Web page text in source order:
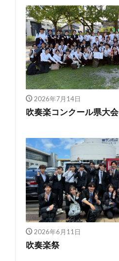
2026年7月14日
吹奏楽コンクール県大会
2026年6月11日
吹奏楽祭